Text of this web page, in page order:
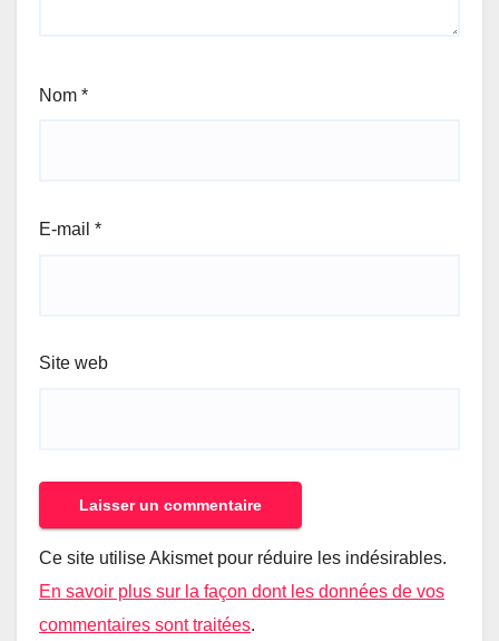
Nom *
E-mail *
Site web
Ce site utilise Akismet pour réduire les indésirables.
En savoir plus sur la façon dont les données de vos
commentaires sont traitées.